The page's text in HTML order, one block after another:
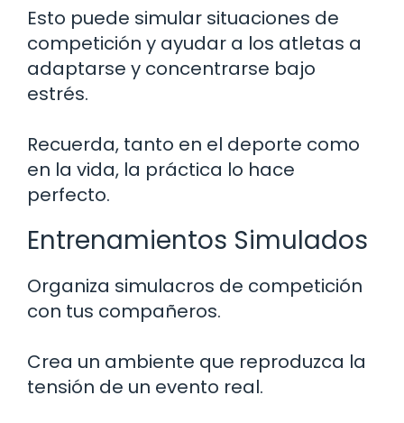
Esto puede simular situaciones de
competición y ayudar a los atletas a
adaptarse y concentrarse bajo
estrés.
Recuerda, tanto en el deporte como
en la vida, la práctica lo hace
perfecto.
Entrenamientos Simulados
Organiza simulacros de competición
con tus compañeros.
Crea un ambiente que reproduzca la
tensión de un evento real.